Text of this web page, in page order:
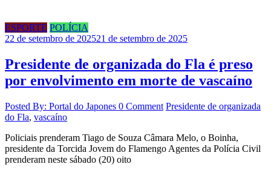
ESPORTE POLÍCIA
22 de setembro de 202521 de setembro de 2025
Presidente de organizada do Fla é preso
por envolvimento em morte de vascaíno
Posted By: Portal do Japones 0 Comment Presidente de organizada
do Fla, vascaíno
Policiais prenderam Tiago de Souza Câmara Melo, o Boinha,
presidente da Torcida Jovem do Flamengo Agentes da Polícia Civil
prenderam neste sábado (20) oito